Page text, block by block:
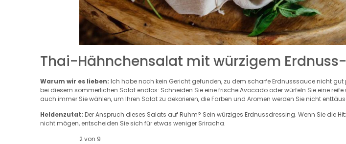
Thai-Hähnchensalat mit würzigem
Warum wir es lieben: Ich habe noch kein Gericht gefunden, zu dem scharfe Erdnusssauce nicht gut
bei diesem sommerlichen Salat endlos: Schneiden Sie eine frische Avocado oder würfeln Sie eine
auch immer Sie wählen, um Ihren Salat zu dekorieren, die Farben und Aromen werden Sie nicht
Heldenzutat: Der Anspruch dieses Salats auf Ruhm? Sein würziges Erdnussdressing. Wenn Sie die
nicht mögen, entscheiden Sie sich für etwas weniger Sriracha.
2 von 9